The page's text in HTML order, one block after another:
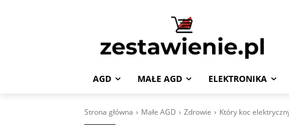
AGD MAŁE AGD ELEKTRONIKA
Strona główna Małe AGD Zdrowie Który koc